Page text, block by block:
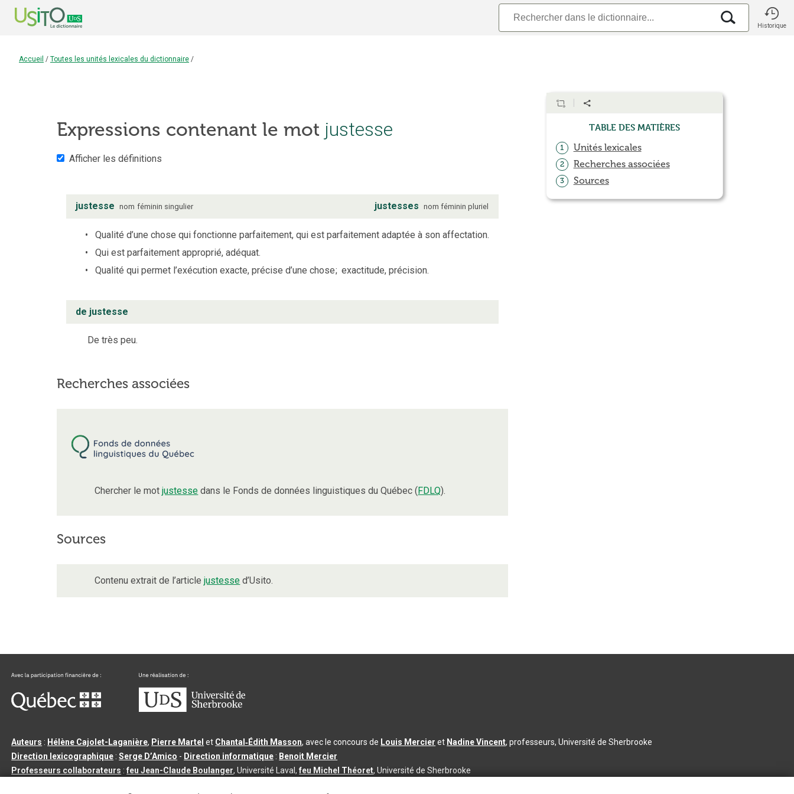
Historique
Accueil / Toutes les unités lexicales du dictionnaire /
Expressions contenant le mot justesse
Afficher les définitions
justesse nom féminin singulier justesses nom féminin pluriel
Qualité d’une chose qui fonctionne parfaitement, qui est parfaitement adaptée à son affectation.
Qui est parfaitement approprié, adéquat.
Qualité qui permet l’exécution exacte, précise d’une chose; exactitude, précision.
de justesse
De très peu.
Recherches associées
Chercher le motjustesse dans le Fonds de données linguistiques du Québec (FDLQ).
Sources
Contenu extrait de l’articlejustesse d’Usito.
Table des matières
1 Unités lexicales
2 Recherches associées
3 Sources
Auteurs : Hélène Cajolet-Laganière, Pierre Martel et Chantal‑Édith Masson, avec le concours de Louis Mercier et Nadine Vincent, professeurs, Université de Sherbrooke
Direction lexicographique :Serge D’Amico - Direction informatique : Benoit Mercier
Professeurs collaborateurs :feu Jean-Claude Boulanger, Université Laval,feu Michel Théoret, Université de Sherbrooke